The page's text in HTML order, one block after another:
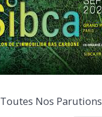
Toutes Nos Parutions